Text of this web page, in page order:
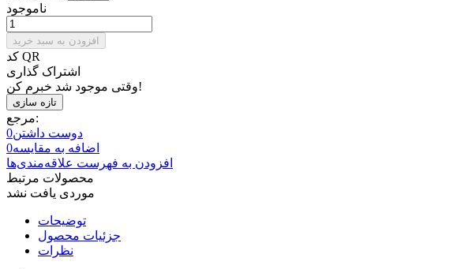
ناموجود
افزودن به سبد خرید
کد QR
اشتراک گذاری
وقتی موجود شد خبرم کن!
مرجع:
دوست داشتن0
اضافه به مقایسه0
افزودن به فهرست علاقه‌مندی‌ها
محصولات مرتبط
موردی یافت نشد
توضیحات
جزئیات محصول
نظرات